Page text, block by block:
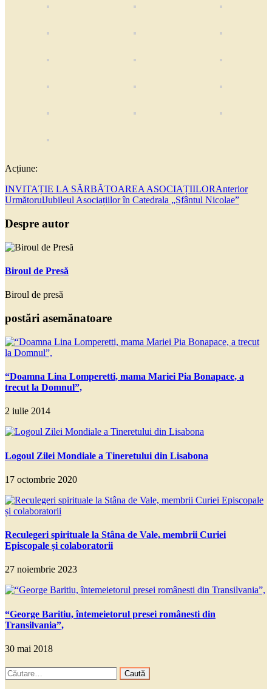
Acțiune:
INVITAȚIE LA SĂRBĂTOAREA ASOCIAȚIILORAnterior
UrmătorulJubileul Asociațiilor în Catedrala „Sfântul Nicolae”
Despre autor
Biroul de Presă
Biroul de presă
postări asemănatoare
“Doamna Lina Lomperetti, mama Mariei Pia Bonapace, a
trecut la Domnul”,
2 iulie 2014
Logoul Zilei Mondiale a Tineretului din Lisabona
17 octombrie 2020
Reculegeri spirituale la Stâna de Vale, membrii Curiei
Episcopale și colaboratorii
27 noiembrie 2023
“George Baritiu, întemeietorul presei românesti din
Transilvania”,
30 mai 2018
Caută
după: